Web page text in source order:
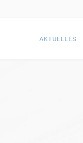
AKTUELLES